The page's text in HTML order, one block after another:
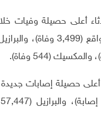
أعلى حصيلة وفيات
التوالي، أميركا التي عادت
حصيلة إصابات جديدة،